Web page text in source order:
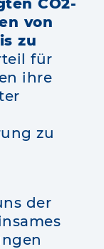
CO2-
von
zu
für
ihre
zu
der